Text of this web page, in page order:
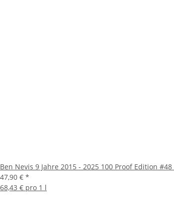
Ben Nevis 9 Jahre 2015 - 2025 100 Proof Edition #48
47,90 € *
68,43 € pro 1 l